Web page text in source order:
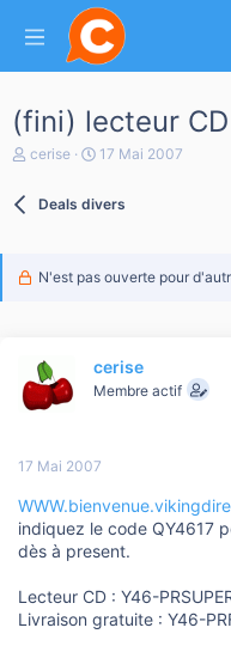
(fini) lecteur
A
e
s
c
s
o
n
cerise
D
e
é
17 Mai 2007
Deals divers
N'est pas ouverte pour
cerise
Membre actif
17 Mai 2007
indiquez le code QY4617
dès à present.
Lecteur CD : Y46-
Livraison gratuite : Y46-